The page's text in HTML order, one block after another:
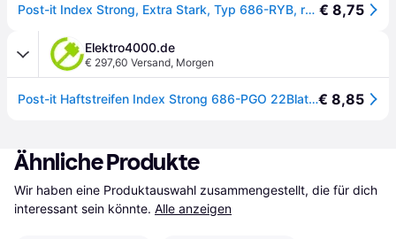
Post-it Index Strong, Extra Stark, Typ 686-RYB, rot, gelb, blau € 8,75
Elektro4000.de
€ 297,60 Versand, Morgen
Post-it Haftstreifen Index Strong 686-PGO 22Blatt sortiert 3 St./Pack 164205299€ 8,85
Ähnliche Produkte
Wir haben eine Produktauswahl zusammengestellt, die für dich
interessant sein könnte. Alle anzeigen